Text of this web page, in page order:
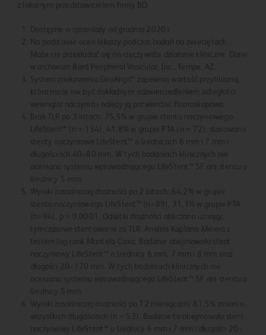
z lokalnym przedstawicielem firmy BD.
Dostępne w sprzedaży od grudnia 2020 r.
Na podstawie ocen lekarzy podczas badań na zwierzętach.
Może nie przekładać się na rzeczywiste działanie kliniczne. Dane
w archiwum Bard Peripheral Vasicular, Inc., Tempe, AZ.
System znakowania GeoAlign™ zapewnia wartość przybliżoną,
która może nie być dokładnym odzwierciedleniem odległości
wewnątrz naczynia i należy ją potwierdzić fluoroskopowo.
Brak TLR po 3 latach: 75,5% w grupie stentu naczyniowego
LifeStent™ (n = 134), 41,8% w grupie PTA (n = 72); stosowano
stenty naczyniowe LifeStent™ o średnicach 6 mm i 7 mm i
długościach 40–80 mm. W tych badaniach klinicznych nie
oceniano systemu wprowadzającego LifeStent™ 5F ani stentu o
średnicy 5 mm.
Wyniki zasadniczej drożności po 2 latach: 64,2% w grupie
stentu naczyniowego LifeStent™ (n=89), 31,3% w grupie PTA
(n=94), p = 0,0001. Odsetki drożności obliczano uznając
tymczasowe stentowanie za TLR. Analiza Kaplana-Meiera z
testem log-rank Mantela-Coxa. Badanie obejmowało stent
naczyniowy LifeStent™ o średnicy 6 mm, 7 mm i 8 mm oraz
długości 20–170 mm. W tych badaniach klinicznych nie
oceniano systemu wprowadzającego LifeStent™ 5F ani stentu o
średnicy 5 mm.
Wyniki zasadniczej drożności po 12 miesiącach: 81,5% zmian o
wszystkich długościach (n = 53). Badanie to obejmowało stent
naczyniowy LifeStent™ o średnicy 6 mm i 7 mm i długości 20–